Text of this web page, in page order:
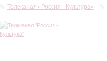
Телеканал «Россия - Культура»